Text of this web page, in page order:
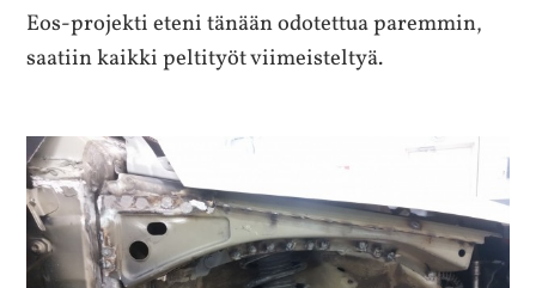
Eos-projekti eteni tänään odotettua paremmin,
saatiin kaikki peltityöt viimeisteltyä.